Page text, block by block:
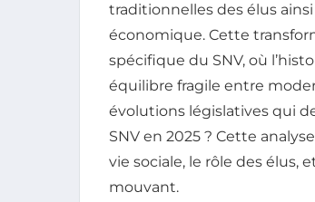
traditionnelles des élus
économique. Cette
spécifique du SNV, où
équilibre fragile entre
évolutions législatives qui
SNV en 2025 ? Cette
vie sociale, le rôle des élus,
mouvant.